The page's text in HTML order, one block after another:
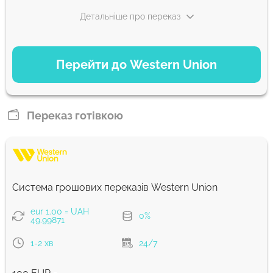
Перейти до Western Union
Детальніше про переказ
ВАРІАНТИ ОПЛАТИ
Debit/Credit Сard
5077.35 UAH 1-2 хв
5077.35
5077.35
Переказ готівкою
Система грошових переказів Western Union
eur 1.00 = UAH
49.99871
0%
1-2 хв 24/7